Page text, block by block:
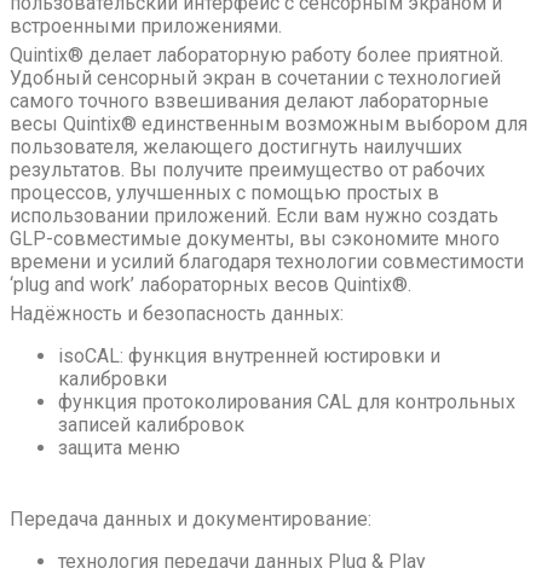
встроенными приложениями.
Quintix® делает лабораторную работу более приятной.
Удобный сенсорный экран в сочетании с технологией
самого точного взвешивания делают лабораторные
весы Quintix® единственным возможным выбором для
пользователя, желающего достигнуть наилучших
результатов. Вы получите преимущество от рабочих
процессов, улучшенных с помощью простых в
использовании приложений. Если вам нужно создать
GLP-совместимые документы, вы сэкономите много
времени и усилий благодаря технологии совместимости
‘plug and work’ лабораторных весов Quintix®.
Надёжность и безопасность данных:
isoCAL: функция внутренней юстировки и
калибровки
функция протоколирования CAL для контрольных
записей калибровок
защита меню
Передача данных и документирование:
технология передачи данных Plug & Play